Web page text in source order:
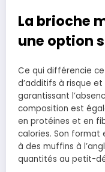
La brioche
une option
Ce qui différencie
d’additifs à risque
garantissant
composition est
en protéines et en
calories. Son format
à des muffins à
quantités au petit-